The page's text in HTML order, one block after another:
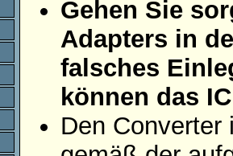
Gehen Sie
Adapters in
falsches
können das
Den